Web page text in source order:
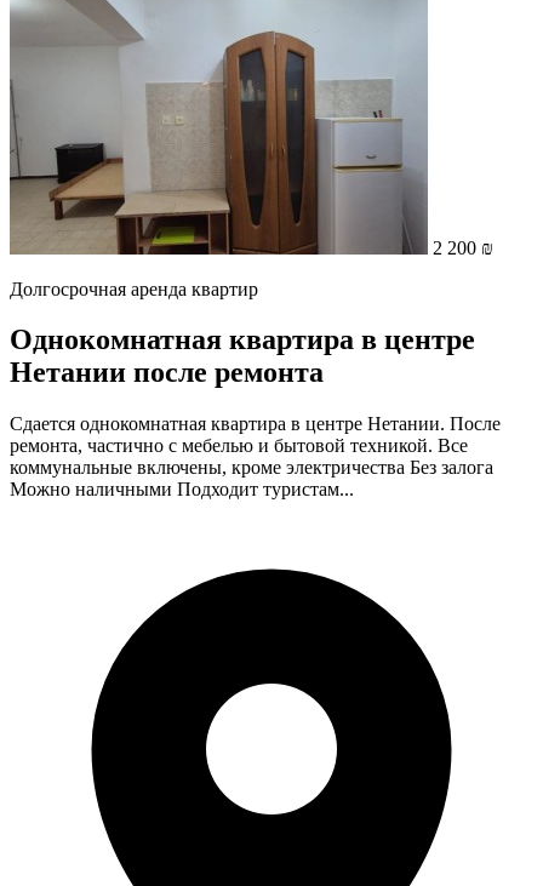
2 200 ₪
Долгосрочная аренда квартир
Однокомнатная квартира в центре
Нетании после ремонта
Сдается однокомнатная квартира в центре Нетании. После
ремонта, частично с мебелью и бытовой техникой. Все
коммунальные включены, кроме электричества Без залога
Можно наличными Подходит туристам...